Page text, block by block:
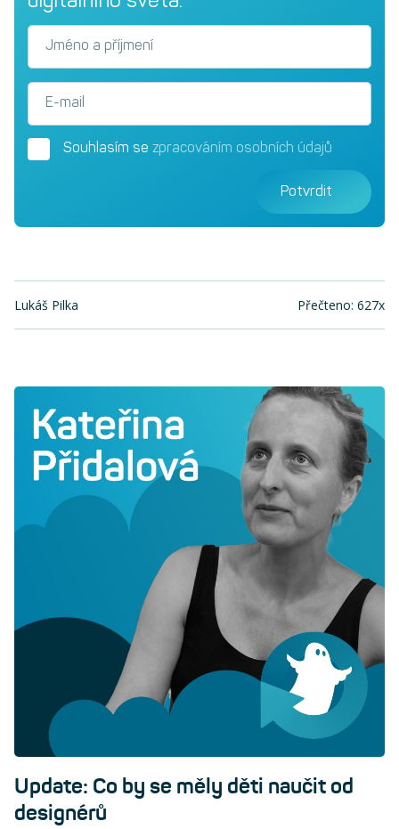
Jméno a příjmení
E-mail
Souhlasím se zpracováním osobních údajů
Potvrdit
Lukáš Pilka Přečteno: 627x
Update: Co by se měly děti naučit od
designérů